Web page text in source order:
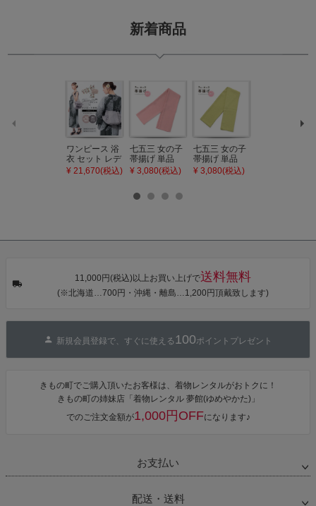
新着商品
ワンピース 浴
衣 セット レデ
ィース 吸水速
タン・夜の葉
カシュクール
ワンピース 簡
単着付け 大人
¥ 21,670(税込)
七五三 女の子
帯揚げ 単品
「灰桃色」日
びあげ 和装 着
【メール便不
¥ 3,080(税込)
七五三 女の子
帯揚げ 単品
「若葉色」日
【メール便不
¥ 3,080(税込)
【メール便不
11,000円(税込)以上お買い上げで送料無料
(※北海道…700円・沖縄・離島…1,200円頂戴致します)
新規会員登録で、すぐに使える 100ポイントプレゼント
きもの町でご購入頂いたお客様は、着物レンタルがおトクに！
きもの町の姉妹店「着物レンタル 夢館(ゆめやかた)」
でのご注文金額が1,000円OFFになります♪
お支払い
配送・送料